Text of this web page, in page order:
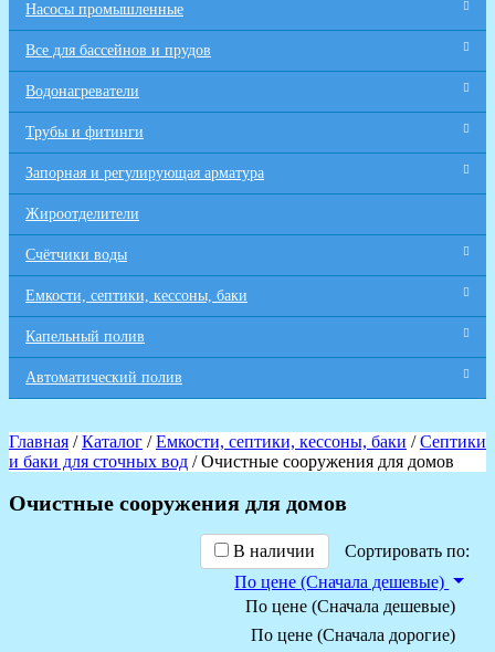
Насосы промышленные
Все для бaссейнов и прудов
Водонагреватели
Трубы и фитинги
Запорная и регулирующая арматура
Жироотделители
Счётчики воды
Емкости, септики, кессоны, баки
Капельный полив
Автоматический полив
Главная /Каталог /Емкости, септики, кессоны, баки /Септики
и баки для сточных вод / Очистные сооружения для домов
Очистные сооружения для домов
В наличии
Сортировать по:
По цене (Сначала дешевые)
По цене (Сначала дешевые)
По цене (Сначала дорогие)